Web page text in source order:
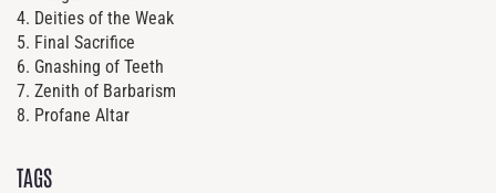
4. Deities of the Weak
5. Final Sacrifice
6. Gnashing of Teeth
7. Zenith of Barbarism
8. Profane Altar
TAGS